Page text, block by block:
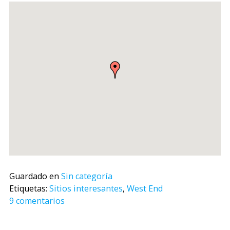
Guardado en Sin categoría
Etiquetas: Sitios interesantes, West End
9 comentarios